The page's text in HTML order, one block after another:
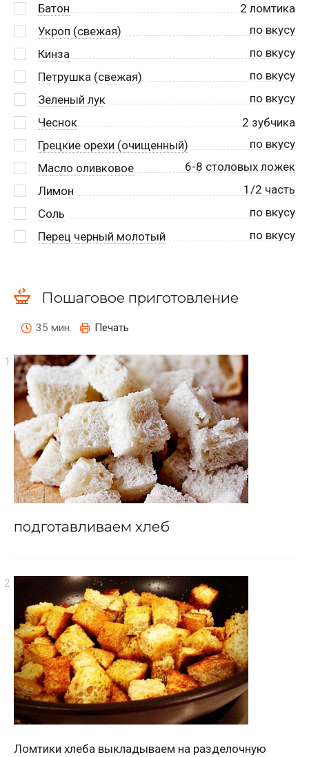
Батон
2 ломтика
Укроп (свежая)
по вкусу
Кинза
по вкусу
Петрушка (свежая)
по вкусу
Зеленый лук
по вкусу
Чеснок
2 зубчика
Грецкие орехи (очищенный)
по вкусу
Масло оливковое
6-8 столовых ложек
Лимон
1/2 часть
Соль
по вкусу
Перец черный молотый
по вкусу
Пошаговое приготовление
35 мин. Печать
подготавливаем хлеб
Ломтики хлеба выкладываем на разделочную